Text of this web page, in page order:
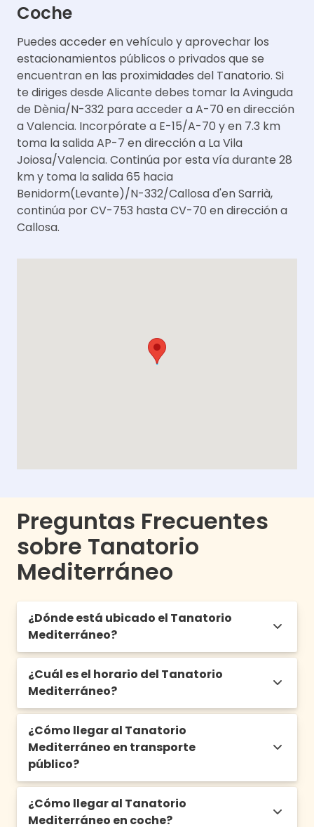
Coche
Puedes acceder en vehículo y aprovechar los
estacionamientos públicos o privados que se
encuentran en las proximidades del Tanatorio. Si
te diriges desde Alicante debes tomar la Avinguda
de Dènia/N-332 para acceder a A-70 en dirección
a Valencia. Incorpórate a E-15/A-70 y en 7.3 km
toma la salida AP-7 en dirección a La Vila
Joiosa/Valencia. Continúa por esta vía durante 28
km y toma la salida 65 hacia
Benidorm(Levante)/N-332/Callosa d'en Sarrià,
continúa por CV-753 hasta CV-70 en dirección a
Callosa.
Preguntas Frecuentes
sobre Tanatorio
Mediterráneo
¿Dónde está ubicado el Tanatorio
Mediterráneo?
D'En Sarriá, Ctra. d'Alcoi, 53, 03510 Callosa
d'en Sarrià, Alicante
¿Cuál es el horario del Tanatorio
Mediterráneo?
De 8:00h a 23:00h los 365 días del año
¿Cómo llegar al Tanatorio
Mediterráneo en transporte
público?
Autobuses: Líneas L12, L13, L14, L15 y ALSA. La
estación carretera Alacant 54
¿Cómo llegar al Tanatorio
Mediterráneo en coche?